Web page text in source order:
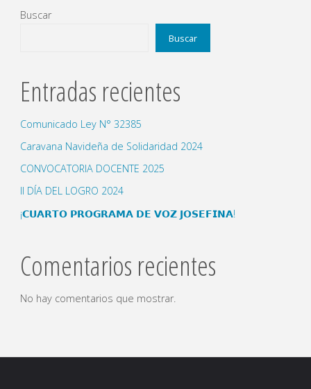
Buscar
Buscar
Entradas recientes
Comunicado Ley N° 32385
Caravana Navideña de Solidaridad 2024
CONVOCATORIA DOCENTE 2025
II DÍA DEL LOGRO 2024
¡𝗖𝗨𝗔𝗥𝗧𝗢 𝗣𝗥𝗢𝗚𝗥𝗔𝗠𝗔 𝗗𝗘 𝗩𝗢𝗭 𝗝𝗢𝗦𝗘𝗙𝗜𝗡𝗔!
Comentarios recientes
No hay comentarios que mostrar.